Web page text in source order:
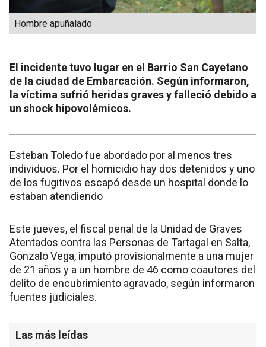
Hombre apuñalado
El incidente tuvo lugar en el Barrio San Cayetano
de la ciudad de Embarcación. Según informaron,
la víctima sufrió heridas graves y falleció debido a
un shock hipovolémicos.
Esteban Toledo fue abordado por al menos tres
individuos. Por el homicidio hay dos detenidos y uno
de los fugitivos escapó desde un hospital donde lo
estaban atendiendo
Este jueves, el fiscal penal de la Unidad de Graves
Atentados contra las Personas de Tartagal en Salta,
Gonzalo Vega, imputó provisionalmente a una mujer
de 21 años y a un hombre de 46 como coautores del
delito de encubrimiento agravado, según informaron
fuentes judiciales.
Las más leídas